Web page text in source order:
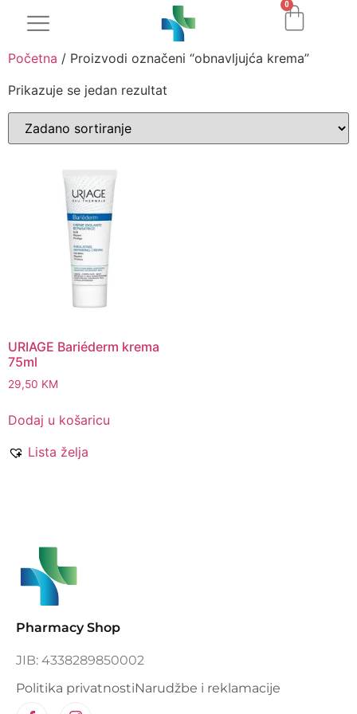
0
Početna / Proizvodi označeni “obnavljujća krema”
Prikazuje se jedan rezultat
URIAGE Bariéderm krema
75ml
29,50 KM
Dodaj u košaricu
Lista želja
Pharmacy Shop
JIB: 4338289850002
Politika privatnostiNarudžbe i reklamacije